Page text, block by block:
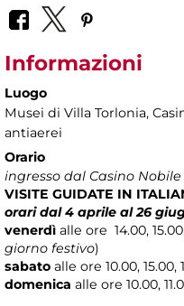
Informazioni
Luogo
Musei di Villa Torlonia,
antiaerei
Orario
ingresso dal Casino
VISITE GUIDATE IN
orari dal 4 aprile al 26
venerdì alle ore 14.00,
giorno festivo)
sabato alle ore 10.00, 15.00,
domenica alle ore 10.00,